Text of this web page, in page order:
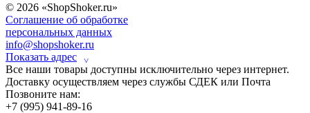
© 2026 «ShopShoker.ru»
Соглашение об обработке
персональных данных
info@shopshoker.ru
Показать адрес
˅
Все наши товары доступны исключительно через интернет.
Доставку осуществляем через службы СДЕК или Почта
Позвоните нам:
+7 (995) 941-89-16